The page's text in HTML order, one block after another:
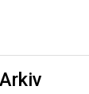
Arkiv